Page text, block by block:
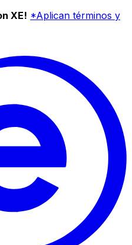
XE! *Aplican términos y